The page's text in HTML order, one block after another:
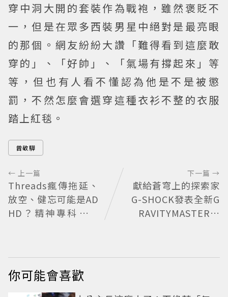
穿中洞大開的套裝作為戰袍，雖然褒貶不
一，但是在眾多西裝男星中絕對是最亮眼
的那個。網友紛紛大讚「難得看到這麼敢
穿的」、「好帥」、「氣場有撐起來」等
等，但也有人看不懂認為他是不是被懲
罰，不然怎麼會選穿這種衣衫不整的衣服
踏上紅毯。
曾敬驊
← 上一篇
Threads瘋傳拖延、
放空、健忘可能是AD
HD？精神專科王韋
下一篇 →
獻給蒼穹上的探索家
G-SHOCK發表全新G
RAVITYMASTER飛
你可能會喜歡